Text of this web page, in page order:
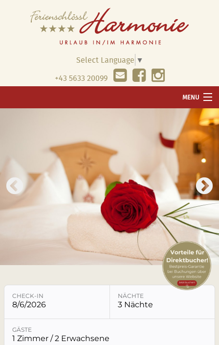
Select Language ▼
+43 5633 20099
MENU
WOHNUNGEN & PREISE
PAUSCHALEN & ANGEBOTE
CHECK-IN
8/6/2026
NÄCHTE
3 Nächte
GÄSTE
1 Zimmer / 2 Erwachsene